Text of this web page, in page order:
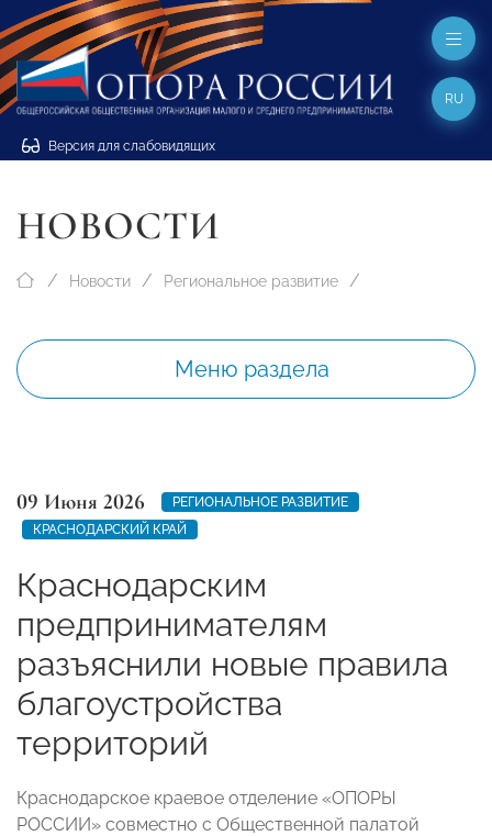
Версия для слабовидящих
RU
НОВОСТИ
Новости Региональное развитие
Меню раздела
09 Июня 2026
РЕГИОНАЛЬНОЕ РАЗВИТИЕ
КРАСНОДАРСКИЙ КРАЙ
Краснодарским
предпринимателям
разъяснили новые правила
благоустройства
территорий
Краснодарское краевое отделение «ОПОРЫ
РОССИИ» совместно с Общественной палатой